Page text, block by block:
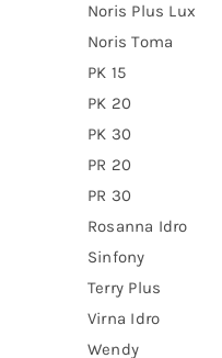
Noris Plus Lux
Noris Toma
PK 15
PK 20
PK 30
PR 20
PR 30
Rosanna Idro
Sinfony
Terry Plus
Virna Idro
Wendy